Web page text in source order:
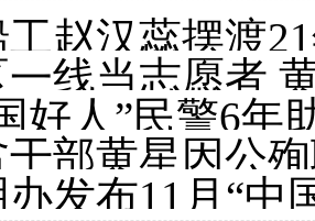
赵汉蕊摆渡
线当志愿者
好人”民警6年
部黄星因公
发布11月“中